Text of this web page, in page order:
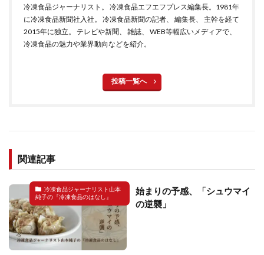
冷凍食品ジャーナリスト。 冷凍食品エフエフプレス編集長。1981年
に冷凍食品新聞社入社。 冷凍食品新聞の記者、 編集長、 主幹を経て
2015年に独立。 テレビや新聞、 雑誌、 WEB等幅広いメディアで、
冷凍食品の魅力や業界動向などを紹介。
投稿一覧へ
関連記事
冷凍食品ジャーナリスト山本
純子の『冷凍食品のはなし』
始まりの予感、「シュウマイ
の逆襲」